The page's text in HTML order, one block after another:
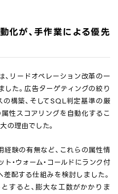
化が、手作業による優先
、リードオペレーション改革の一
た。広告ターゲティングの絞り
の構築、そしてSQL判定基準の厳
性スコアリングを自動化するこ
の理由でした。
経験の有無など、これらの属性情
・ウォーム・コールドにランク付
配する仕組みを検討しました。
すると、膨大な工数がかかりま